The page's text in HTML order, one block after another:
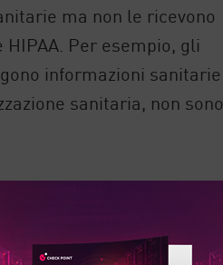
ma non le ricevono
Per esempio, gli
informazioni sanitarie
sanitaria, non sono
L'HIPAA descrive le
osservanza può